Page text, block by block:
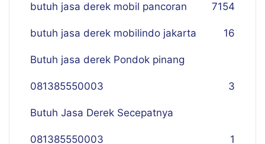
154
butuh jasa derek mobil pancoran 7
butuh jasa derek mobilindo jakarta 16
Butuh jasa derek Pondok pinang
081385550003 3
Butuh Jasa Derek Secepatnya
081385550003 1